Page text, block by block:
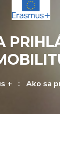
+ Ako sa